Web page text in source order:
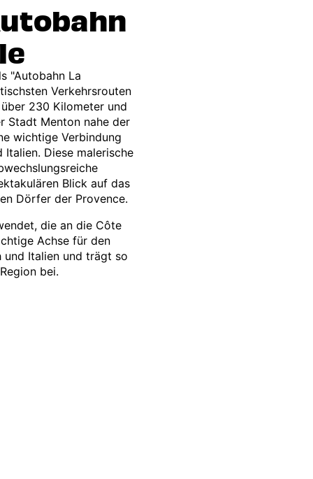
"Autobahn La
Verkehrsrouten
230 Kilometer und
Stadt Menton nahe der
wichtige Verbindung
Diese malerische
Blick auf das
Dörfer der Provence.
die an die Côte
Achse für den
und Italien und trägt so
bei.